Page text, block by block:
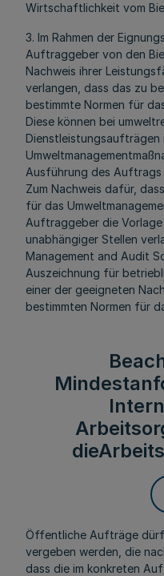
Wirtschaftlichkeit vom
3. Im Rahmen der
Auftraggeber von den
Nachweis ihrer
verlangen, dass das zu
bestimmte Normen für
Diese können bei
Dienstleistungsaufträgen
Ausführung des Auftrags
Zum Nachweis dafür,
für das
Auftraggeber die
unabhängiger Stellen
Management and Audit
Auszeichnung für
einer der geeigneten
bestimmten Normen für
Öffentliche Aufträge
vergeben werden, die
dass die im konkreten